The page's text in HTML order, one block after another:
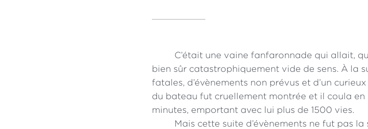
C’était une vaine fanfaronnade qui allait,
bien sûr catastrophiquement vide de sens. À la
fatales, d’évènements non prévus et d’un
du bateau fut cruellement montrée et il coula en
minutes, emportant avec lui plus de 1500 vies.
Mais cette suite d’évènements ne fut pas